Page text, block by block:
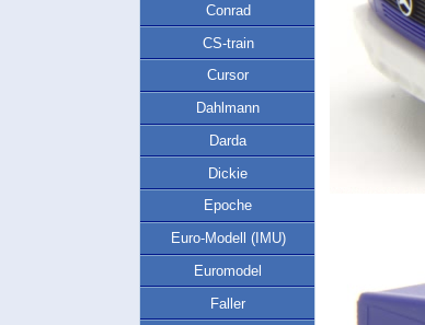
Conrad
CS-train
Cursor
Dahlmann
Darda
Dickie
Epoche
Euro-Modell (IMU)
Euromodel
Faller